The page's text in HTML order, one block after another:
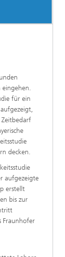
eingehen.
für ein
decken.
aufgezeigte
erstellt
bis zur
Fraunhofer